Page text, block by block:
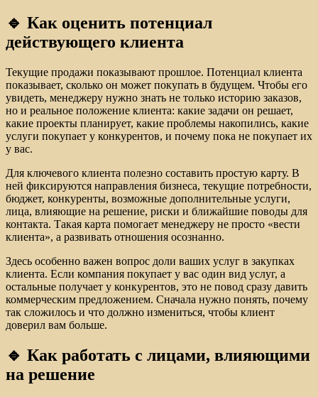
🔹 Как оценить потенциал
действующего клиента
Текущие продажи показывают прошлое. Потенциал клиента
показывает, сколько он может покупать в будущем. Чтобы его
увидеть, менеджеру нужно знать не только историю заказов,
но и реальное положение клиента: какие задачи он решает,
какие проекты планирует, какие проблемы накопились, какие
услуги покупает у конкурентов, и почему пока не покупает их
у вас.
Для ключевого клиента полезно составить простую карту. В
ней фиксируются направления бизнеса, текущие потребности,
бюджет, конкуренты, возможные дополнительные услуги,
лица, влияющие на решение, риски и ближайшие поводы для
контакта. Такая карта помогает менеджеру не просто «вести
клиента», а развивать отношения осознанно.
Здесь особенно важен вопрос доли ваших услуг в закупках
клиента. Если компания покупает у вас один вид услуг, а
остальные получает у конкурентов, это не повод сразу давить
коммерческим предложением. Сначала нужно понять, почему
так сложилось и что должно измениться, чтобы клиент
доверил вам больше.
🔹 Как работать с лицами, влияющими
на решение